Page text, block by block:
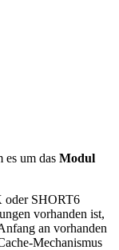
es um das Modul
oder SHORT6
vorhanden ist,
an vorhanden
Mechanismus